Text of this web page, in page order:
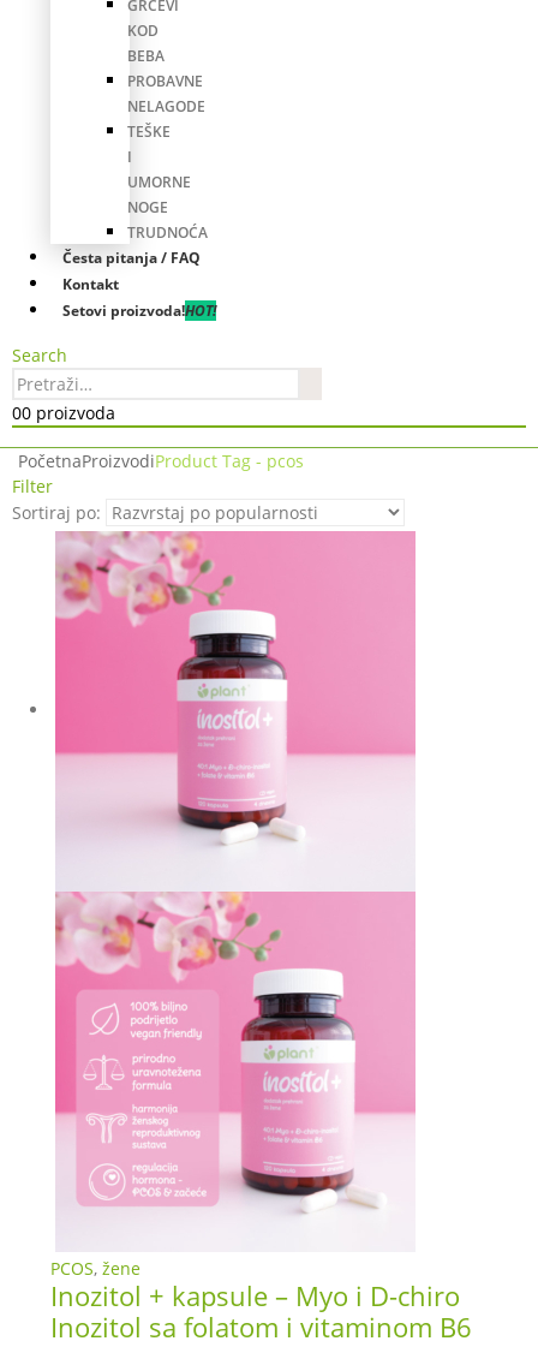
GRČEVI
KOD
BEBA
PROBAVNE
NELAGODE
TEŠKE
I
UMORNE
NOGE
TRUDNOĆA
Česta pitanja / FAQ
Kontakt
Setovi proizvoda!HOT!
Search
00 proizvoda
PočetnaProizvodiProduct Tag - pcos
Filter
Sortiraj po:
PCOS, žene
Inozitol + kapsule – Myo i D-chiro
Inozitol sa folatom i vitaminom B6